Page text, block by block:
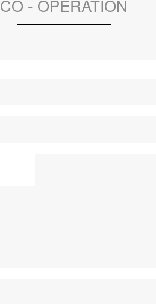
CO - OPERATION